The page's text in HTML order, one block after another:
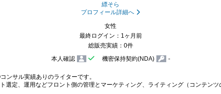
縹そら
プロフィール詳細へ
女性
最終ログイン：1ヶ月前
総販売実績：0件
本人確認
機密保持契約(NDA) -
ンサル実績ありのライターです。
選定、運用などフロント側の管理とマーケティング、ライティング（コンテンツ